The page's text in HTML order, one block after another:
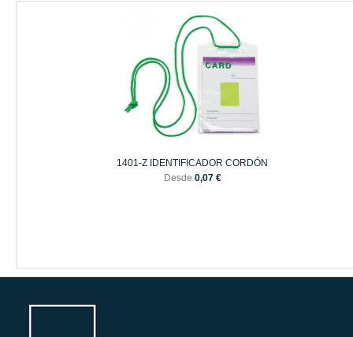
1401-Z IDENTIFICADOR CORDÓN
Desde 0,07 €